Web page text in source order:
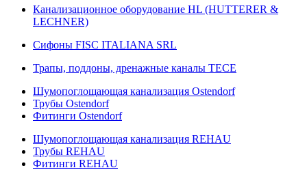
Канализационное оборудование HL (HUTTERER &
LECHNER)
Сифоны FISC ITALIANA SRL
Трапы, поддоны, дренажные каналы TECE
Шумопоглощающая канализация Ostendorf
Трубы Ostendorf
Фитинги Ostendorf
Шумопоглощающая канализация REHAU
Трубы REHAU
Фитинги REHAU